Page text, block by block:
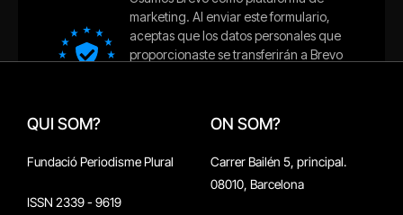
QUI SOM?
Fundació Periodisme Plural
ISSN 2339 - 9619
ON SOM?
Carrer Bailén 5, principal.
08010, Barcelona